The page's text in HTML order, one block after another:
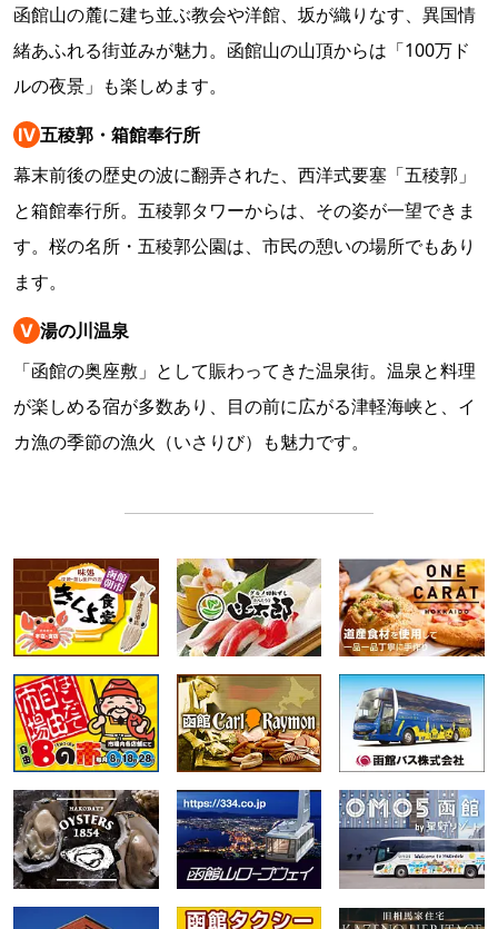
函館山の麓に建ち並ぶ教会や洋館、坂が織りなす、異国情
緒あふれる街並みが魅力。函館山の山頂からは「100万ド
ルの夜景」も楽しめます。
Ⅳ五稜郭・箱館奉行所
幕末前後の歴史の波に翻弄された、西洋式要塞「五稜郭」
と箱館奉行所。五稜郭タワーからは、その姿が一望できま
す。桜の名所・五稜郭公園は、市民の憩いの場所でもあり
ます。
Ⅴ 湯の川温泉
「函館の奥座敷」として賑わってきた温泉街。温泉と料理
が楽しめる宿が多数あり、目の前に広がる津軽海峡と、イ
カ漁の季節の漁火（いさりび）も魅力です。